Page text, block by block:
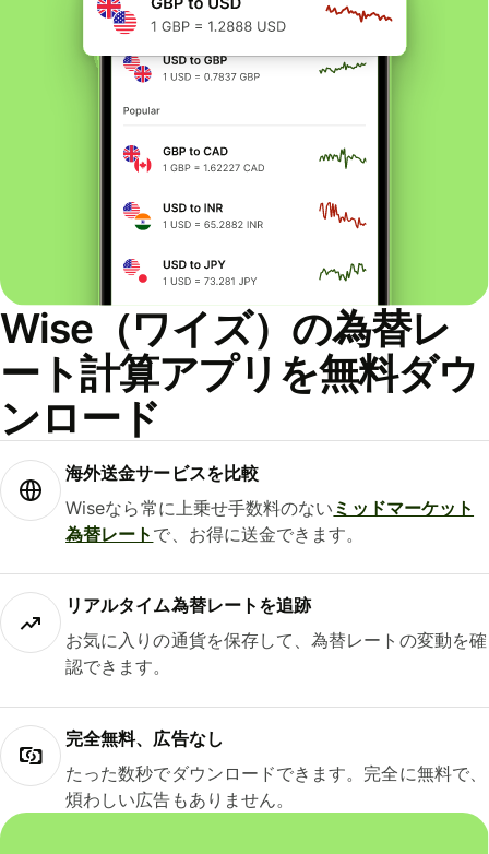
Wise（ワイズ）の為替レ
ート計算アプリを無料ダウ
ンロード
海外送金サービスを比較
Wiseなら常に上乗せ手数料のない ミッドマーケット
為替レート で、お得に送金できます。
リアルタイム為替レートを追跡
お気に入りの通貨を保存して、為替レートの変動を確
認できます。
完全無料、広告なし
たった数秒でダウンロードできます。完全に無料で、
煩わしい広告もありません。